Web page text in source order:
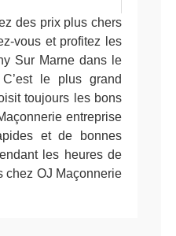
des prix plus chers
vous et profitez les
Sur Marne dans le
le plus grand
toujours les bons
entreprise
et de bonnes
les heures de
chez OJ Maçonnerie